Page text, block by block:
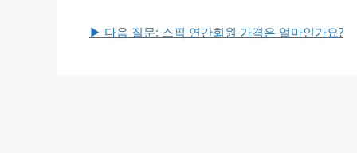
▶ 다음 질문: 스픽 연간회원 가격은 얼마인가요?